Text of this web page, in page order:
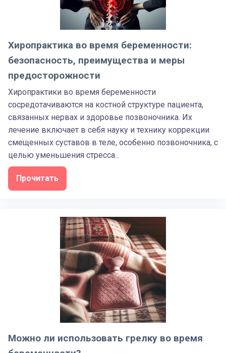
Хиропрактика во время беременности:
безопасность, преимущества и меры
предосторожности
Хиропрактики во время беременности
сосредотачиваются на костной структуре пациента,
связанных нервах и здоровье позвоночника. Их
лечение включает в себя науку и технику коррекции
смещенных суставов в теле, особенно позвоночника, с
целью уменьшения стресса...
Прочитать
Можно ли использовать грелку во время